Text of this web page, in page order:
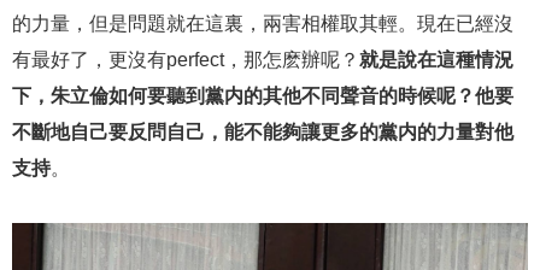
的力量，但是問題就在這裏，兩害相權取其輕。現在已經沒
有最好了，更沒有perfect，那怎麽辦呢？ 就是說在這種情況
下，朱立倫如何要聽到黨内的其他不同聲音的時候呢？他要
不斷地自己要反問自己，能不能夠讓更多的黨内的力量對他
支持。